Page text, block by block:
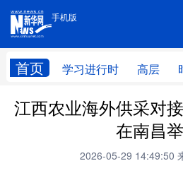
手机版
首页 学习进行时 高层
手机版
网站地图
学习进行时 高层
财经
江西农业海外供采对
在南昌
2026-05-29 14:49:50